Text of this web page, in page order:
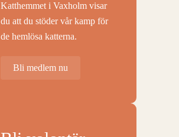
Katthemmet i Vaxholm visar
du att du stöder vår kamp för
de hemlösa katterna.
Bli medlem nu